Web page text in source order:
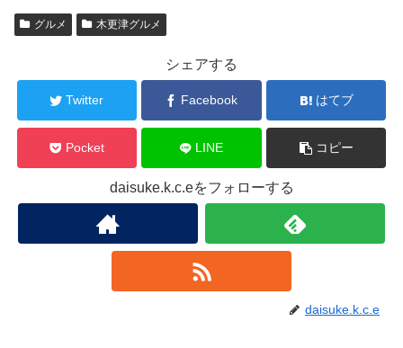
グルメ 木更津グルメ
シェアする
Twitter Facebook はてブ
Pocket LINE コピー
daisuke.k.c.eをフォローする
daisuke.k.c.e